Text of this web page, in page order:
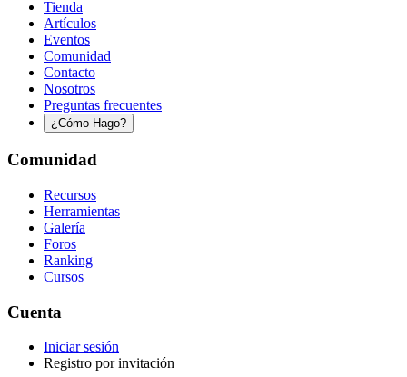
Tienda
Artículos
Eventos
Comunidad
Contacto
Nosotros
Preguntas frecuentes
¿Cómo Hago?
Comunidad
Recursos
Herramientas
Galería
Foros
Ranking
Cursos
Cuenta
Iniciar sesión
Registro por invitación